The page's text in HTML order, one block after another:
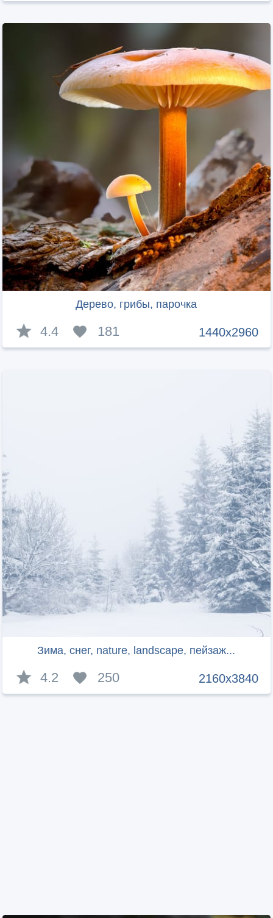
Дерево, грибы, парочка
1440x2960
4.4 181
Зима, снег, nature, landscape, пейзаж...
2160x3840
4.2 250